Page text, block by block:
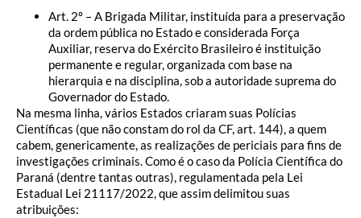
Art. 2º – A Brigada Militar, instituída para a preservação
da ordem pública no Estado e considerada Força
Auxiliar, reserva do Exército Brasileiro é instituição
permanente e regular, organizada com base na
hierarquia e na disciplina, sob a autoridade suprema do
Governador do Estado.
Na mesma linha, vários Estados criaram suas Polícias
Científicas (que não constam do rol da CF, art. 144), a quem
cabem, genericamente, as realizações de periciais para fins de
investigações criminais. Como é o caso da Polícia Científica do
Paraná (dentre tantas outras), regulamentada pela Lei
Estadual Lei 21117/2022, que assim delimitou suas
atribuições: